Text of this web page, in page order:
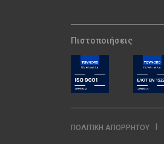
Πιστοποιήσεις
ΠΟΛΙΤΙΚΉ ΑΠΟΡΡΉΤΟΥ